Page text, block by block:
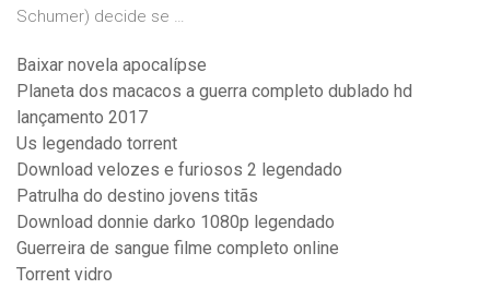
Schumer) decide se …
Baixar novela apocalípse
Planeta dos macacos a guerra completo dublado hd
lançamento 2017
Us legendado torrent
Download velozes e furiosos 2 legendado
Patrulha do destino jovens titãs
Download donnie darko 1080p legendado
Guerreira de sangue filme completo online
Torrent vidro